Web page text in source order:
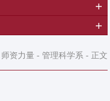
师资力量- 管理科学系- 正文